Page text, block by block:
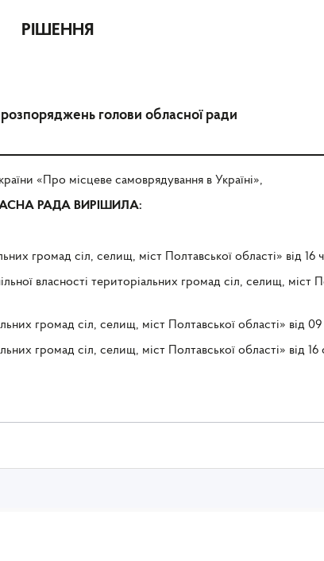
РІШЕННЯ
голови обласної ради
«Про місцеве самоврядування в Україні»,
РАДА ВИРІШИЛА:
громад сіл, селищ, міст Полтавської області» від
власності територіальних громад сіл, селищ, міст
громад сіл, селищ, міст Полтавської області» від
громад сіл, селищ, міст Полтавської області» від